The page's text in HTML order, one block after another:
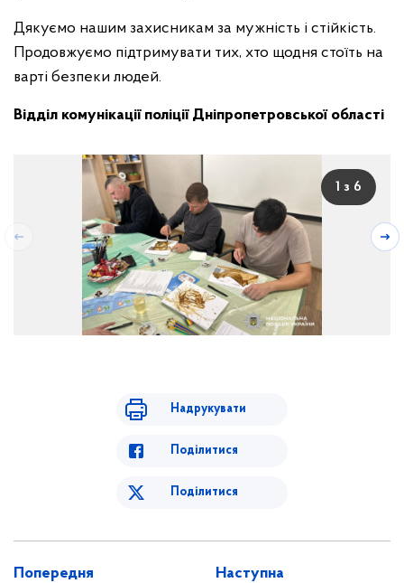
Дякуємо нашим захисникам за мужність і стійкість.
Продовжуємо підтримувати тих, хто щодня стоїть на
варті безпеки людей.
Відділ комунікації поліції Дніпропетровської області
1 з 6
Надрукувати
Поділитися
Поділитися
Попередня Наступна